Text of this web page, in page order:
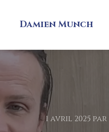
Damien Munch
1 avril 2025 par